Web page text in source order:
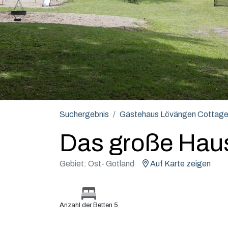
Suchergebnis Gästehaus Lövängen
Das große
Gebiet: Ost- Gotland Auf Karte zeigen
Anzahl der Betten 5